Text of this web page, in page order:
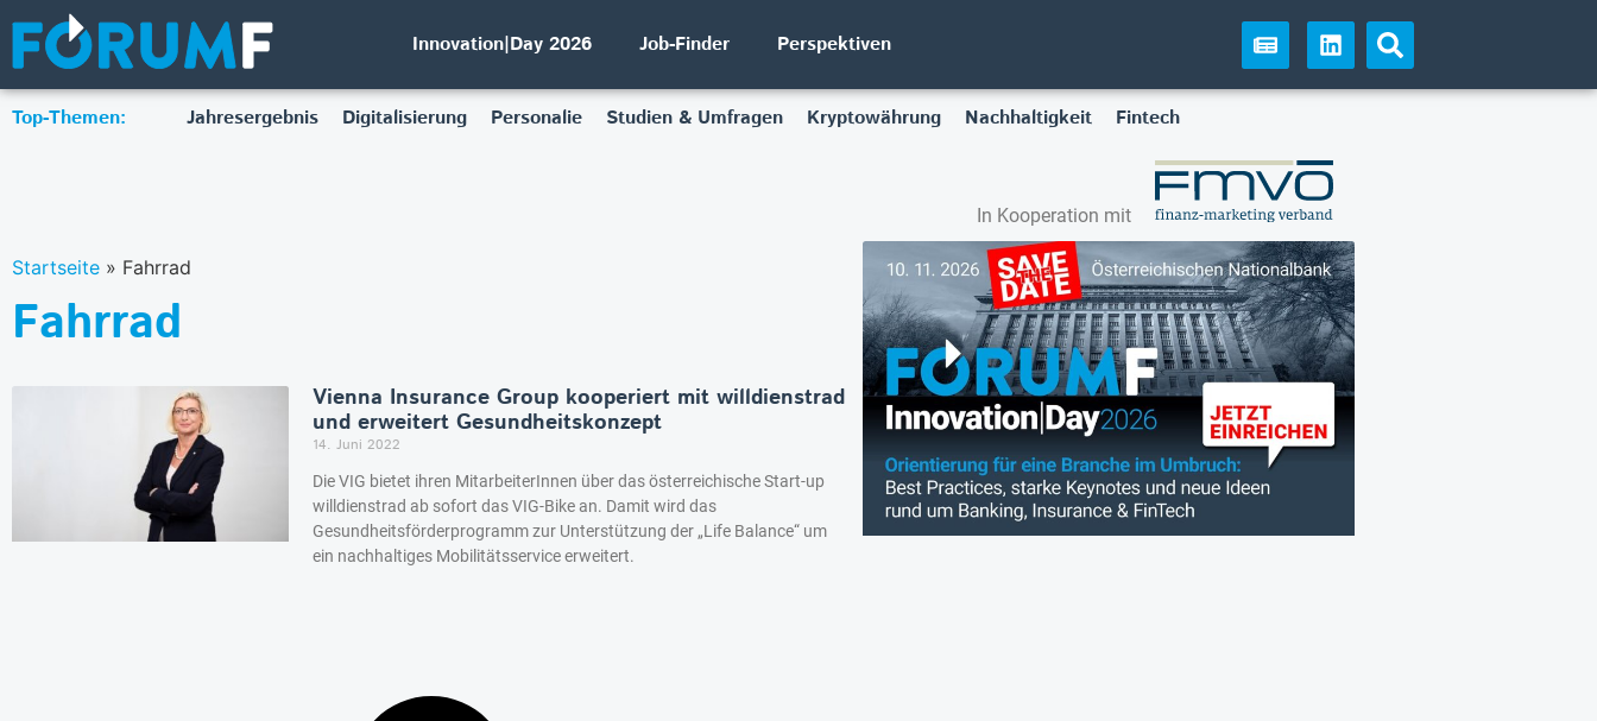
Innovation|Day 2026 Job-Finder Perspektiven
Top-Themen: Jahresergebnis Digitalisierung Personalie Studien & Umfragen Kryptowährung Nachhaltigkeit Fintech
In Kooperation mit
Startseite » Fahrrad
Fahrrad
Vienna Insurance Group kooperiert mit willdienstrad
und erweitert Gesundheitskonzept
14. Juni 2022
Die VIG bietet ihren MitarbeiterInnen über das österreichische Start-up
willdienstrad ab sofort das VIG-Bike an. Damit wird das
Gesundheitsförderprogramm zur Unterstützung der „Life Balance“ um
ein nachhaltiges Mobilitätsservice erweitert.